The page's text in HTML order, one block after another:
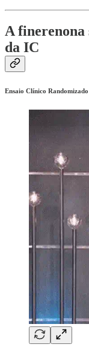
A finerenona
da IC
Ensaio Clínico